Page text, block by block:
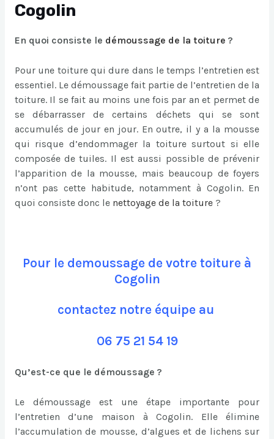
Cogolin
En quoi consiste le démoussage de la toiture ?
Pour une toiture qui dure dans le temps l’entretien est
essentiel. Le démoussage fait partie de l’entretien de la
toiture. Il se fait au moins une fois par an et permet de
se débarrasser de certains déchets qui se sont
accumulés de jour en jour. En outre, il y a la mousse
qui risque d’endommager la toiture surtout si elle
composée de tuiles. Il est aussi possible de prévenir
l’apparition de la mousse, mais beaucoup de foyers
n’ont pas cette habitude, notamment à Cogolin. En
quoi consiste donc le nettoyage de la toiture ?
Pour le demoussage de votre toiture à
Cogolin
contactez notre équipe au
06 75 21 54 19
Qu’est-ce que le démoussage ?
Le démoussage est une étape importante pour
l’entretien d’une maison à Cogolin. Elle élimine
l’accumulation de mousse, d’algues et de lichens sur